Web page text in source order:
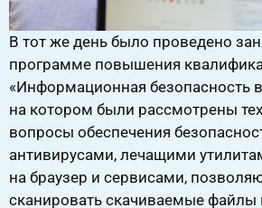
В тот же день было проведено
программе повышения
«Информационная безопасность
на котором были рассмотрены
вопросы обеспечения
антивирусами, лечащими
на браузер и сервисами,
сканировать скачиваемые файлы